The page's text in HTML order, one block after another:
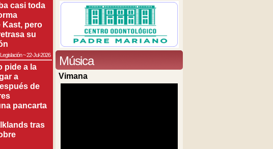
casi toda
Kast, pero
su
~22-Jul-2026
pide a la
a
de
pancarta
tras
Música
Vimana